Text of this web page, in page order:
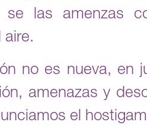
se las amenzas
aire.
no es nueva, en
amenazas y
el